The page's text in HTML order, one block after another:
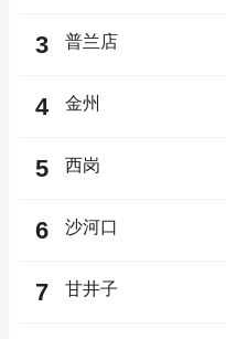
3 普兰店
4 金州
5 西岗
6 沙河口
7 甘井子